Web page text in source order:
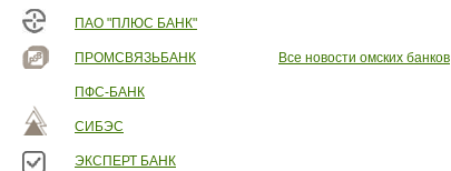
ПАО "ПЛЮС БАНК"
ПРОМСВЯЗЬБАНК
ПФС-БАНК
СИБЭС
ЭКСПЕРТ БАНК
Все новости омских банков